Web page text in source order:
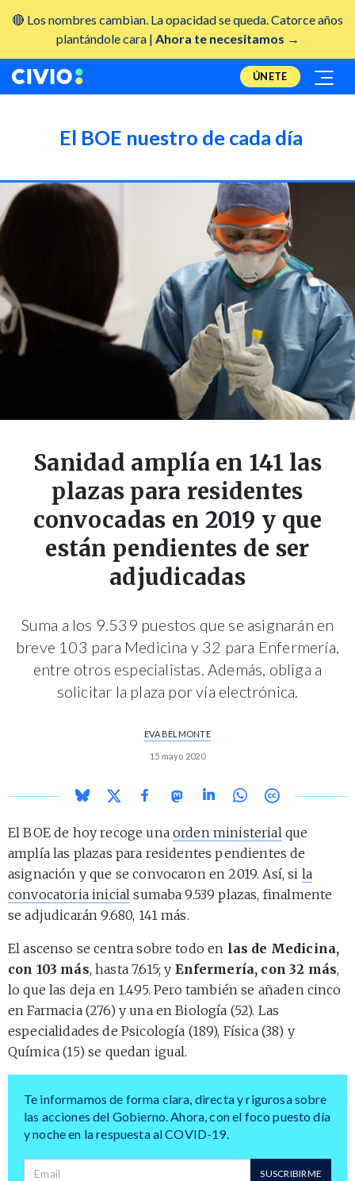
🔴 Los nombres cambian. La opacidad se queda. Catorce años
plantándole cara | Ahora te necesitamos →
ÚNETE
El BOE nuestro de cada día
Sanidad amplía en 141 las
plazas para residentes
convocadas en 2019 y que
están pendientes de ser
adjudicadas
Suma a los 9.539 puestos que se asignarán en
breve 103 para Medicina y 32 para Enfermería,
entre otros especialistas. Además, obliga a
solicitar la plaza por vía electrónica.
EVA BELMONTE
15 mayo 2020
El BOE de hoy recoge unaorden ministerial que
amplía las plazas para residentes pendientes de
asignación y que se convocaron en 2019. Así, si la
convocatoria inicial sumaba 9.539 plazas, finalmente
se adjudicarán 9.680, 141 más.
El ascenso se centra sobre todo en las de Medicina,
con 103 más, hasta 7.615; y Enfermería, con 32 más,
lo que las deja en 1.495. Pero también se añaden cinco
en Farmacia (276) y una en Biología (52). Las
especialidades de Psicología (189), Física (38) y
Química (15) se quedan igual.
Te informamos de forma clara, directa y rigurosa sobre
las acciones del Gobierno. Ahora, con el foco puesto día
y noche en la respuesta al COVID-19.
Dirección de correo SUSCRIBIRME